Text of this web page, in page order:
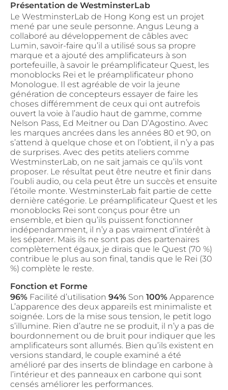
Présentation de WestminsterLab
Le WestminsterLab de Hong Kong est un projet
mené par une seule personne. Angus Leung a
collaboré au développement de câbles avec
Lumin, savoir-faire qu’il a utilisé sous sa propre
marque et a ajouté des amplificateurs à son
portefeuille, à savoir le préamplificateur Quest, les
monoblocks Rei et le préamplificateur phono
Monologue. Il est agréable de voir la jeune
génération de concepteurs essayer de faire les
choses différemment de ceux qui ont autrefois
ouvert la voie à l’audio haut de gamme, comme
Nelson Pass, Ed Meitner ou Dan D’Agostino. Avec
les marques ancrées dans les années 80 et 90, on
s’attend à quelque chose et on l’obtient, il n’y a pas
de surprises. Avec des petits ateliers comme
WestminsterLab, on ne sait jamais ce qu’ils vont
proposer. Le résultat peut être neutre et finir dans
l’oubli audio, ou cela peut être un succès et ensuite
l’étoile monte. WestminsterLab fait partie de cette
dernière catégorie. Le préamplificateur Quest et les
monoblocks Rei sont conçus pour être un
ensemble, et bien qu’ils puissent fonctionner
indépendamment, il n’y a pas vraiment d’intérêt à
les séparer. Mais ils ne sont pas des partenaires
complètement égaux, je dirais que le Quest (70 %)
contribue le plus au son final, tandis que le Rei (30
%) complète le reste.
Fonction et Forme
96% Facilité d’utilisation 94% Son 100% Apparence
L’apparence des deux appareils est minimaliste et
soignée. Lors de la mise sous tension, le petit logo
s’illumine. Rien d’autre ne se produit, il n’y a pas de
bourdonnement ou de bruit pour indiquer que les
amplificateurs sont allumés. Bien qu’ils existent en
versions standard, le couple examiné a été
amélioré par des inserts de blindage en carbone à
l’intérieur et des panneaux en carbone qui sont
censés améliorer les performances.